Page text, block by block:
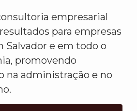
empresarial
para empresas
Salvador e em todo o
promovendo
na administração e no